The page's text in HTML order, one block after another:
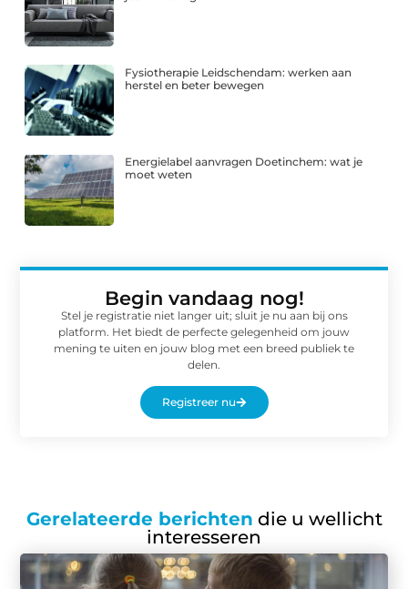
Fysiotherapie Leidschendam: werken aan
herstel en beter bewegen
Energielabel aanvragen Doetinchem: wat je
moet weten
Begin vandaag nog!
Stel je registratie niet langer uit; sluit je nu aan bij ons
platform. Het biedt de perfecte gelegenheid om jouw
mening te uiten en jouw blog met een breed publiek te
delen.
Registreer nu
Gerelateerde berichten die u wellicht
interesseren